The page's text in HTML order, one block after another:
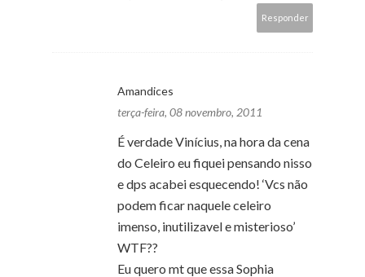
Responder
Amandices
terça-feira, 08 novembro, 2011
É verdade Vinícius, na hora da cena
do Celeiro eu fiquei pensando nisso
e dps acabei esquecendo! ‘Vcs não
podem ficar naquele celeiro
imenso, inutilizavel e misterioso’
WTF??
Eu quero mt que essa Sophia